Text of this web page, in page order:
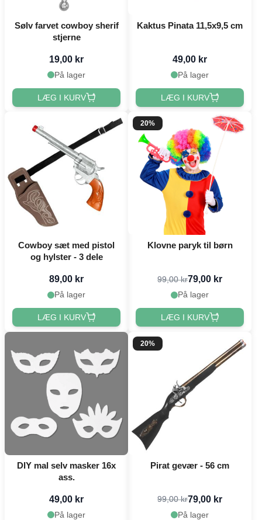
Sølv farvet cowboy sherif
stjerne
19,00 kr
På lager
LÆG I KURV
Kaktus Pinata 11,5x9,5 cm
49,00 kr
På lager
LÆG I KURV
Cowboy sæt med pistol
og hylster - 3 dele
89,00 kr
På lager
LÆG I KURV
20%
Klovne paryk til børn
99,00 kr79,00 kr
På lager
LÆG I KURV
DIY mal selv masker 16x
ass.
49,00 kr
På lager
20%
Pirat gevær - 56 cm
99,00 kr79,00 kr
På lager